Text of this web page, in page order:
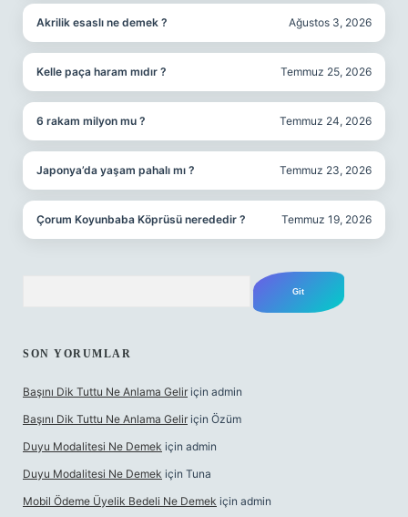
Akrilik esaslı ne demek ? Ağustos 3, 2026
Kelle paça haram mıdır ? Temmuz 25, 2026
6 rakam milyon mu ? Temmuz 24, 2026
Japonya’da yaşam pahalı mı ? Temmuz 23, 2026
Çorum Koyunbaba Köprüsü nerededir ? Temmuz 19, 2026
SON YORUMLAR
Başını Dik Tuttu Ne Anlama Gelir için admin
Başını Dik Tuttu Ne Anlama Gelir için Özüm
Duyu Modalitesi Ne Demek için admin
Duyu Modalitesi Ne Demek için Tuna
Mobil Ödeme Üyelik Bedeli Ne Demek için admin